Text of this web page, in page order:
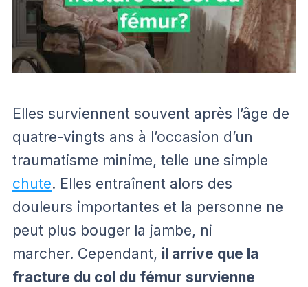
Elles surviennent souvent après l’âge de
quatre-vingts ans à l’occasion d’un
traumatisme minime, telle une simple
chute. Elles entraînent alors des
douleurs importantes et la personne ne
peut plus bouger la jambe, ni
marcher. Cependant, il arrive que la
fracture du col du fémur survienne